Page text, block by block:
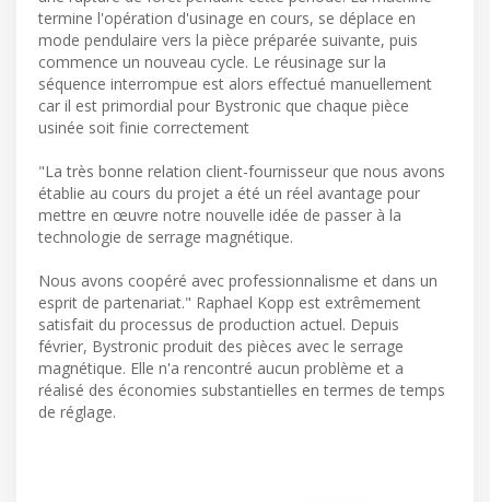
termine l'opération d'usinage en cours, se déplace en
mode pendulaire vers la pièce préparée suivante, puis
commence un nouveau cycle. Le réusinage sur la
séquence interrompue est alors effectué manuellement
car il est primordial pour Bystronic que chaque pièce
usinée soit finie correctement
"La très bonne relation client-fournisseur que nous avons
établie au cours du projet a été un réel avantage pour
mettre en œuvre notre nouvelle idée de passer à la
technologie de serrage magnétique.
Nous avons coopéré avec professionnalisme et dans un
esprit de partenariat." Raphael Kopp est extrêmement
satisfait du processus de production actuel. Depuis
février, Bystronic produit des pièces avec le serrage
magnétique. Elle n'a rencontré aucun problème et a
réalisé des économies substantielles en termes de temps
de réglage.